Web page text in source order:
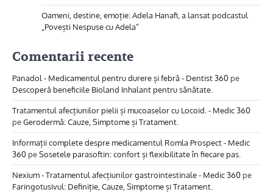
Oameni, destine, emoție: Adela Hanafi, a lansat podcastul
„Povești Nespuse cu Adela”
Comentarii recente
Panadol - Medicamentul pentru durere și febră - Dentist 360 pe
Descoperă beneficiile Bioland Inhalant pentru sănătate.
Tratamentul afecțiunilor pielii și mucoaselor cu Locoid. - Medic 360
peGerodermă: Cauze, Simptome și Tratament.
Informații complete despre medicamentul Romla Prospect - Medic
360 peSosetele parasoftin: confort și flexibilitate în fiecare pas.
Nexium - Tratamentul afecțiunilor gastrointestinale - Medic 360 pe
Faringotusivul: Definiție, Cauze, Simptome și Tratament.